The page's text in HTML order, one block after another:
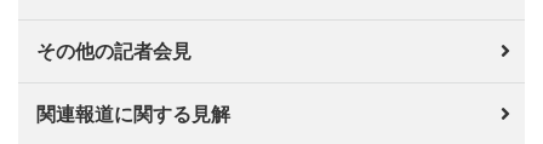
その他の記者会見
関連報道に関する見解